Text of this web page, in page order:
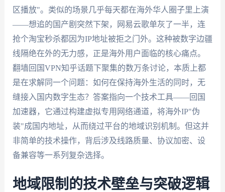
区播放"。类似的场景几乎每天都在海外华人圈子里上演
——想追的国产剧突然下架，网易云歌单灰了一半，连
抢个淘宝秒杀都因为IP地址被拒之门外。这种被数字边疆
线隔绝在外的无力感，正是海外用户面临的核心痛点。
翻墙回国VPN知乎话题下聚集的数万条讨论，本质上都
是在求解同一个问题：如何在保持海外生活的同时，无
缝接入国内数字生态？答案指向一个技术工具——回国
加速器，它通过构建虚拟专用网络通道，将海外IP"伪
装"成国内地址，从而绕过平台的地域识别机制。但这并
非简单的技术操作，背后涉及线路质量、协议加密、设
备兼容等一系列复杂选择。
地域限制的技术壁垒与突破逻辑